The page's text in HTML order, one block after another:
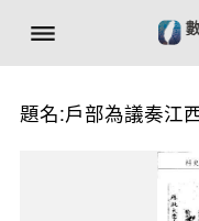
題名:戶部為議奏江